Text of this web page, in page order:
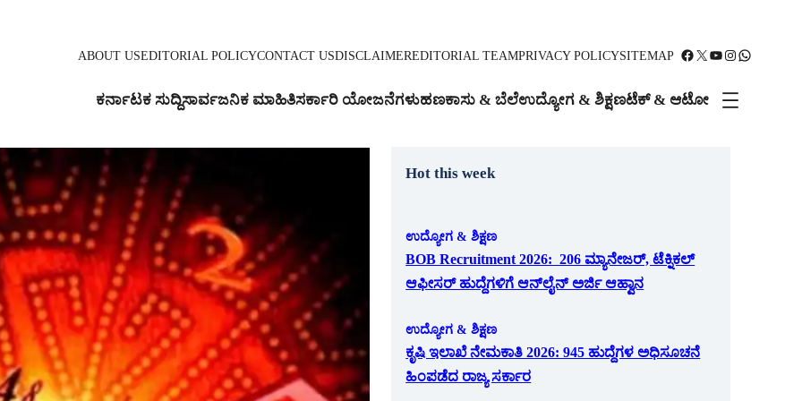
ABOUT USEDITORIAL POLICYCONTACT USDISCLAIMEREDITORIAL TEAMPRIVACY POLICYSITEMAP Facebook X YouTube Instagram WhatsApp
ಕರ್ನಾಟಕ ಸುದ್ದಿಸಾರ್ವಜನಿಕ ಮಾಹಿತಿಸರ್ಕಾರಿ ಯೋಜನೆಗಳುಹಣಕಾಸು & ಬೆಲೆಉದ್ಯೋಗ & ಶಿಕ್ಷಣಟೆಕ್ & ಆಟೋ
Hot this week
ಉದ್ಯೋಗ & ಶಿಕ್ಷಣ
BOB Recruitment 2026: 206 ಮ್ಯಾನೇಜರ್, ಟೆಕ್ನಿಕಲ್
ಆಫೀಸರ್ ಹುದ್ದೆಗಳಿಗೆ ಆನ್‌ಲೈನ್ ಅರ್ಜಿ ಆಹ್ವಾನ
ಉದ್ಯೋಗ & ಶಿಕ್ಷಣ
ಕೃಷಿ ಇಲಾಖೆ ನೇಮಕಾತಿ 2026: 945 ಹುದ್ದೆಗಳ ಅಧಿಸೂಚನೆ
ಹಿಂಪಡೆದ ರಾಜ್ಯ ಸರ್ಕಾರ